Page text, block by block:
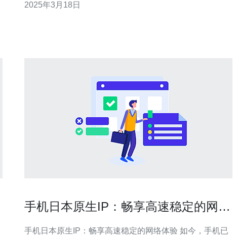
来的巨大价值。 日本微软服务器以其高效性而闻名。它采
2025年3月18日
手机日本原生IP：畅享高速稳定的网络
手机日本原生IP：畅享高速稳定的网络体验 如今，手机已